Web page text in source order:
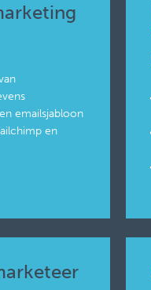
emailsjabloon
en